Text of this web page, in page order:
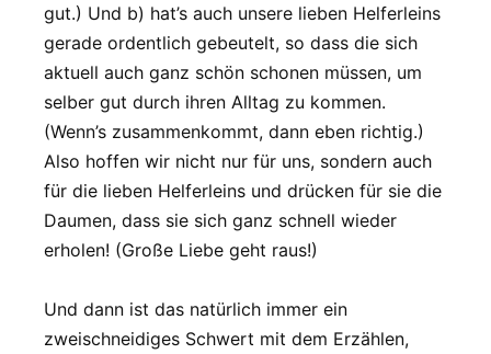
gut.) Und b) hat’s auch unsere lieben Helferleins
gerade ordentlich gebeutelt, so dass die sich
aktuell auch ganz schön schonen müssen, um
selber gut durch ihren Alltag zu kommen.
(Wenn’s zusammenkommt, dann eben richtig.)
Also hoffen wir nicht nur für uns, sondern auch
für die lieben Helferleins und drücken für sie die
Daumen, dass sie sich ganz schnell wieder
erholen! (Große Liebe geht raus!)
Und dann ist das natürlich immer ein
zweischneidiges Schwert mit dem Erzählen,